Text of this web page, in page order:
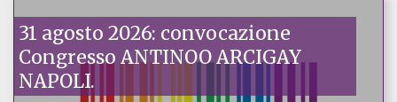
31 agosto 2026: convocazione
Congresso ANTINOO ARCIGAY
NAPOLI.